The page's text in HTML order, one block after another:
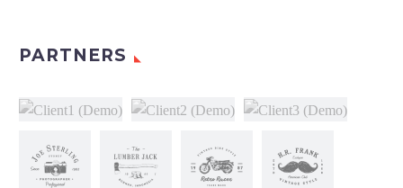
PARTNERS